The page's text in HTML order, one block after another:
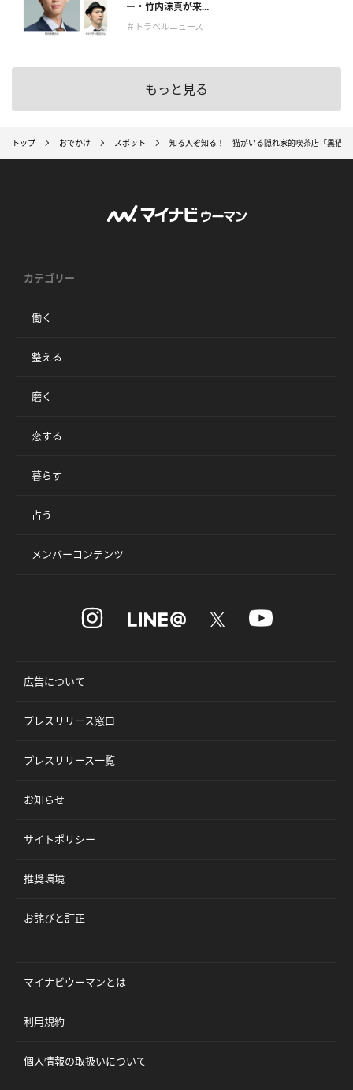
ー・竹内涼真が来...
＃トラベルニュース
もっと見る
トップ おでかけ スポット 知る人ぞ知る！ 猫がいる隠れ家的喫茶店「黒猫喫
カテゴリー
働く
整える
磨く
恋する
暮らす
占う
メンバーコンテンツ
広告について
プレスリリース窓口
プレスリリース一覧
お知らせ
サイトポリシー
推奨環境
お詫びと訂正
マイナビウーマンとは
利用規約
個人情報の取扱いについて